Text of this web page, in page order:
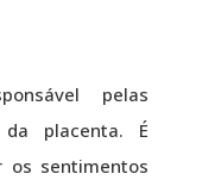
pelas
placenta. É
os sentimentos